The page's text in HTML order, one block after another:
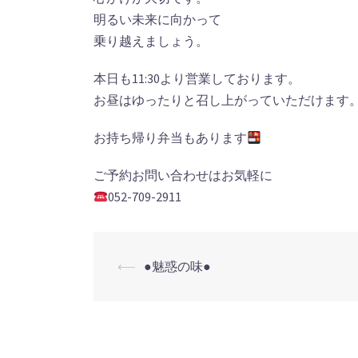
明るい未来に向かって
乗り越えましょう。
本日も11:30より営業しております。
お昼はゆったりと召し上がっていただけます。
お持ち帰り弁当もあります
ご予約お問い合わせはお気軽に
052-709-2911
投
⟵ ●魅惑の味●